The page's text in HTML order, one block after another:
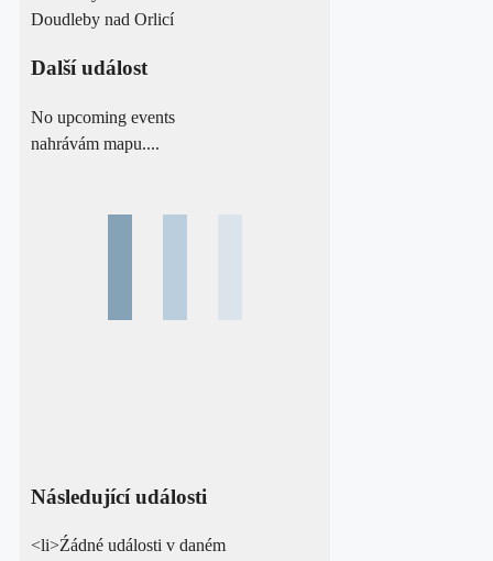
Doudleby nad Orlicí
Další událost
No upcoming events
nahrávám mapu....
Následující události
<li>Źádné události v daném